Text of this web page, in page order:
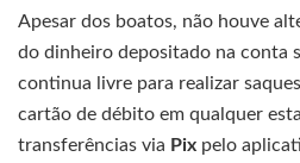
Apesar dos boatos, não houve
do dinheiro depositado na conta
continua livre para realizar
cartão de débito em qualquer
transferências via Pix pelo